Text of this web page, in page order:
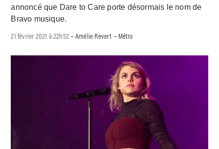
annoncé que Dare to Care porte désormais le nom de
Bravo musique.
21 février 2021 à 22h52 -Amélie Revert - Métro